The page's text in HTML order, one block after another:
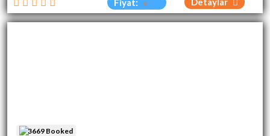
Fiyat:
3669 Booked